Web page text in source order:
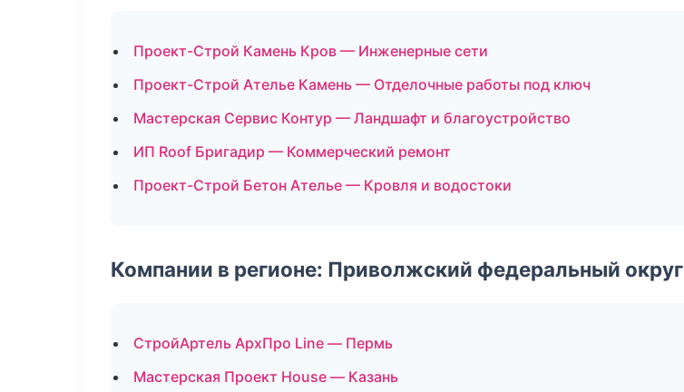
Проект-Строй Камень Кров — Инженерные сети
Проект-Строй Ателье Камень — Отделочные работы под ключ
Мастерская Сервис Контур — Ландшафт и благоустройство
ИП Roof Бригадир — Коммерческий ремонт
Проект-Строй Бетон Ателье — Кровля и водостоки
Компании в регионе: Приволжский федеральный округ
СтройАртель АрхПро Line — Пермь
Мастерская Проект House — Казань